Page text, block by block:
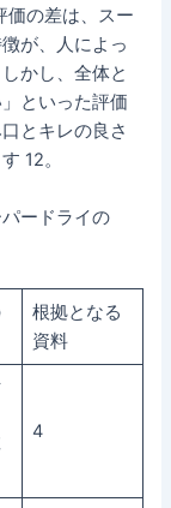
価の差は、スー
が、人によっ
かし、全体と
といった評価
とキレの良さ
12。
ードライの
根拠となる
資料
4